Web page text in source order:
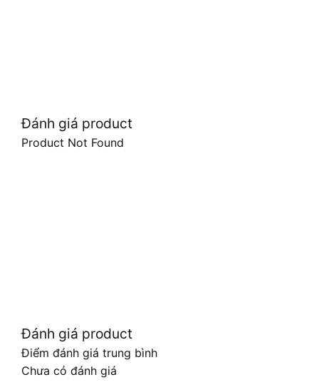
Đánh giá product
Product Not Found
Đánh giá product
Điểm đánh giá trung bình
Chưa có đánh giá